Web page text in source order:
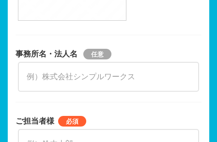
事務所名・法人名
ご担当者様